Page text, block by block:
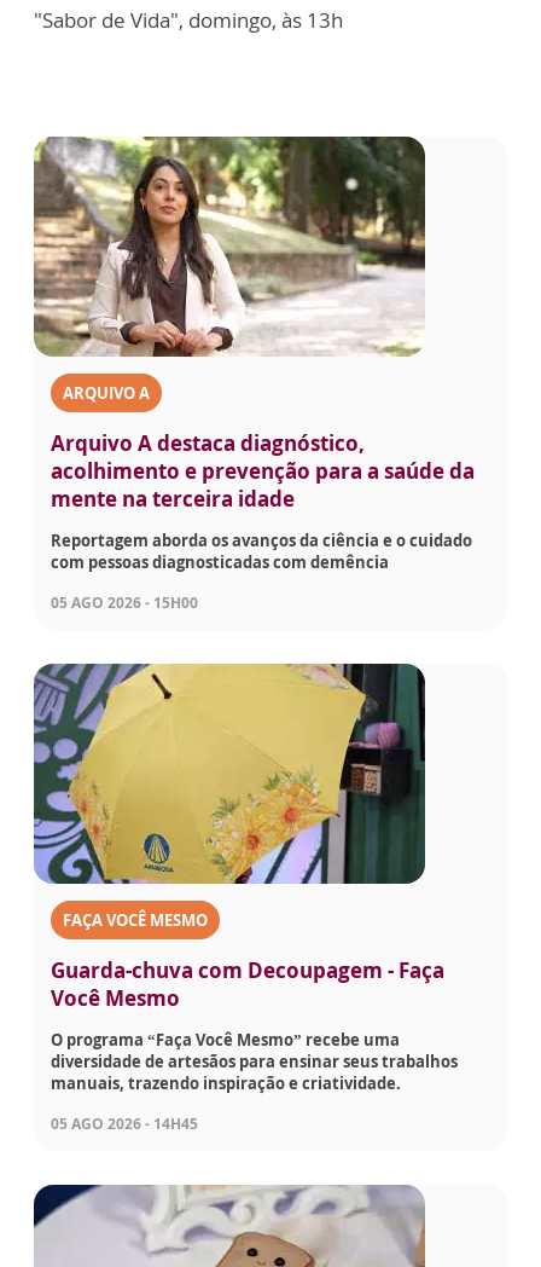
"Sabor de Vida", domingo, às 13h
ARQUIVO A
Arquivo A destaca diagnóstico,
acolhimento e prevenção para a saúde da
mente na terceira idade
Reportagem aborda os avanços da ciência e o cuidado
com pessoas diagnosticadas com demência
05 AGO 2026 - 15H00
FAÇA VOCÊ MESMO
Guarda-chuva com Decoupagem - Faça
Você Mesmo
O programa “Faça Você Mesmo” recebe uma
diversidade de artesãos para ensinar seus trabalhos
manuais, trazendo inspiração e criatividade.
05 AGO 2026 - 14H45